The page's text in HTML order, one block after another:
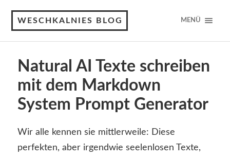
WESCHKALNIES BLOG MENÜ
Natural AI Texte schreiben
mit dem Markdown
System Prompt Generator
Wir alle kennen sie mittlerweile: Diese
perfekten, aber irgendwie seelenlosen Texte,